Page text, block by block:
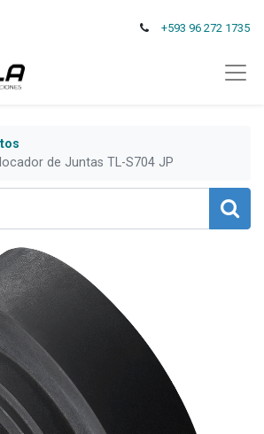
+593 96 272 1735
de Juntas TL-S704 JP